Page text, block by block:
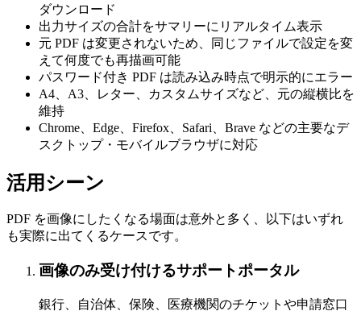
ダウンロード
出力サイズの合計をサマリーにリアルタイム表示
元 PDF は変更されないため、同じファイルで設定を変
えて何度でも再描画可能
パスワード付き PDF は読み込み時点で明示的にエラー
A4、A3、レター、カスタムサイズなど、元の縦横比を
維持
Chrome、Edge、Firefox、Safari、Brave などの主要なデ
スクトップ・モバイルブラウザに対応
活用シーン
PDF を画像にしたくなる場面は意外と多く、以下はいずれ
も実際に出てくるケースです。
画像のみ受け付けるサポートポータル
銀行、自治体、保険、医療機関のチケットや申請窓口